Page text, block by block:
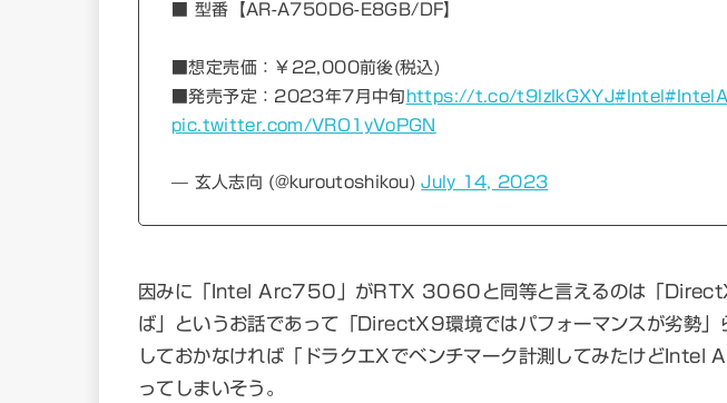
■ 型番【AR-A750D6-E8GB/DF】
■想定売価：￥22,000前後(税込)
■発売予定：2023年7月中旬 https://t.co/t9lzIkGXYJ#Intel
pic.twitter.com/VRO1yVoPGN
— 玄人志向 (@kuroutoshikou)July 14, 2023
因みに「Intel Arc750」がRTX 3060と同等と言えるのは「
ば」というお話であって「DirectX9環境ではパフォーマンスが劣勢」
しておかなければ「ドラクエXでベンチマーク計測してみたけど
ってしまいそう。